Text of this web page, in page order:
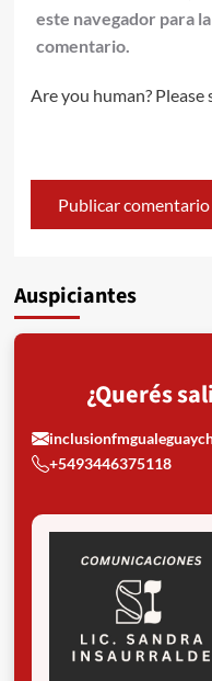
este navegador para
comentario.
Are you human? Please
Auspiciantes
¿Querés
+5493446375118